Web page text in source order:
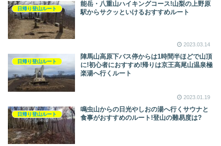
日帰り登山ルート
能岳・八重山ハイキングコース!山梨の上野原
駅からサクッといけるおすすめルート
2023.03.14
日帰り登山ルート
陣馬山高原下バス停からは1時間半ほどで山頂
に!初心者におすすめ!帰りは京王高尾山温泉極
楽湯へ行くルート
2023.01.19
日帰り登山ルート
鳴虫山からの日光やしおの湯へ行くサウナと
食事がおすすめのルート!登山の難易度は?